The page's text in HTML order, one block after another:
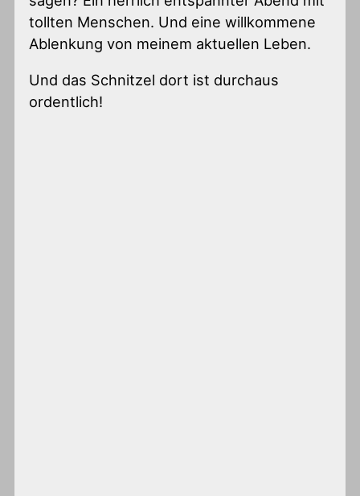
tollten Menschen. Und eine willkommene
Ablenkung von meinem aktuellen Leben.
Und das Schnitzel dort ist durchaus
ordentlich!